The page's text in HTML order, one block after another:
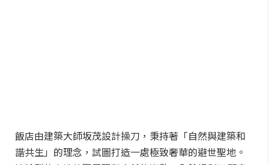
飯店由建築大師坂茂設計操刀，秉持著「自然與建築和
諧共生」的理念，試圖打造一處極致奢華的避世聖地。